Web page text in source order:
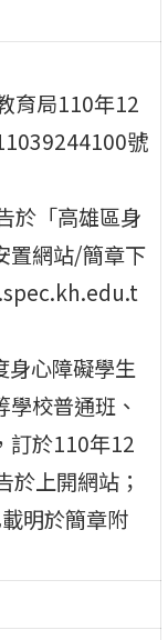
育局110年12
號
於「高雄區身
置網站/簡章下
身心障礙學生
校普通班、
訂於110年12
於上開網站；
明於簡章附